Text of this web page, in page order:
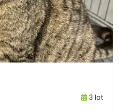
3 lat